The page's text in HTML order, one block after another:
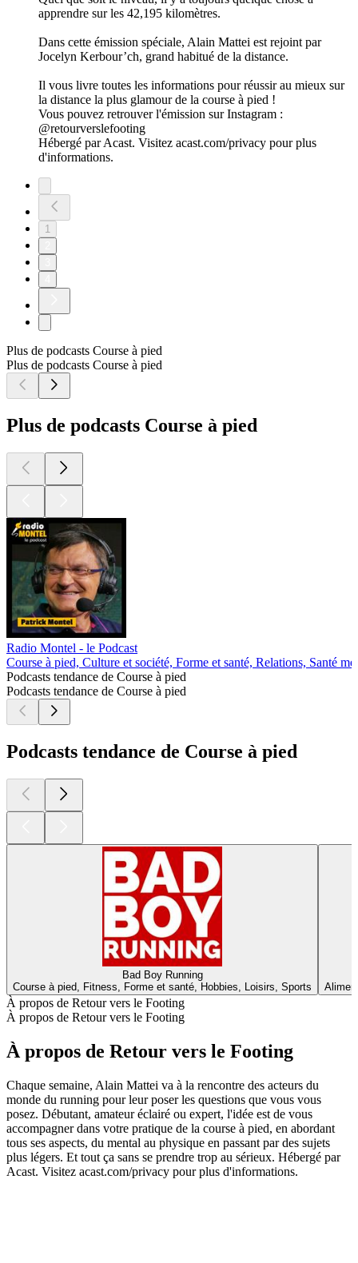
apprendre sur les 42,195 kilomètres.
Dans cette émission spéciale, Alain Mattei est rejoint par
Jocelyn Kerbour’ch, grand habitué de la distance.
Il vous livre toutes les informations pour réussir au mieux sur
la distance la plus glamour de la course à pied !
Vous pouvez retrouver l'émission sur Instagram :
@retourverslefooting
Hébergé par Acast. Visitez acast.com/privacy pour plus
d'informations.
1
Plus de podcasts Course à pied
Plus de podcasts Course à pied
Plus de podcasts Course à pied
Radio Montel - le Podcast
Course à pied, Culture et société, Forme et santé, Relations, Santé
Podcasts tendance de Course à pied
Podcasts tendance de Course à pied
Podcasts tendance de Course à pied
Bad Boy Running
Course à pied, Fitness, Forme et santé, Hobbies, Loisirs, Sports
À propos de Retour vers le Footing
À propos de Retour vers le Footing
À propos de Retour vers le Footing
Chaque semaine, Alain Mattei va à la rencontre des acteurs du
monde du running pour leur poser les questions que vous vous
posez. Débutant, amateur éclairé ou expert, l'idée est de vous
accompagner dans votre pratique de la course à pied, en abordant
tous ses aspects, du mental au physique en passant par des sujets
plus légers. Et tout ça sans se prendre trop au sérieux. Hébergé par
Acast. Visitez acast.com/privacy pour plus d'informations.